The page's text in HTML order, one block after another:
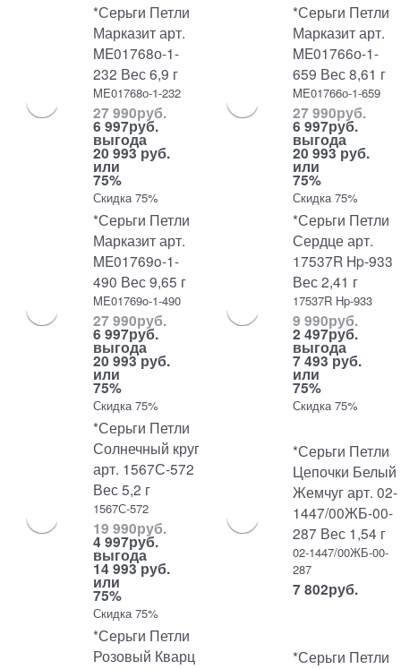
*Серьги Петли
Марказит арт.
ME01768о-1-
232 Вес 6,9 г
ME01768о-1-232
27 990руб.
6 997руб.
выгода
20 993 руб.
или
75%
Скидка 75%
*Серьги Петли
Марказит арт.
ME01766о-1-
659 Вес 8,61 г
ME01766о-1-659
27 990руб.
6 997руб.
выгода
20 993 руб.
или
75%
Скидка 75%
*Серьги Петли
Марказит арт.
ME01769o-1-
490 Вес 9,65 г
ME01769o-1-490
27 990руб.
6 997руб.
выгода
20 993 руб.
или
75%
Скидка 75%
*Серьги Петли
Сердце арт.
17537R Hp-933
Вес 2,41 г
17537R Hp-933
9 990руб.
2 497руб.
выгода
7 493 руб.
или
75%
Скидка 75%
*Серьги Петли
Солнечный круг
арт. 1567С-572
Вес 5,2 г
1567С-572
19 990руб.
4 997руб.
выгода
14 993 руб.
или
75%
Скидка 75%
*Серьги Петли
Цепочки Белый
Жемчуг арт. 02-
1447/00ЖБ-00-
287 Вес 1,54 г
02-1447/00ЖБ-00-
287
7 802руб.
*Серьги Петли
Розовый Кварц
*Серьги Петли